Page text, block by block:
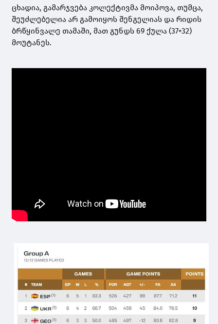
ცხადია, გამარჯვება კოლექტივმა მოიპოვა, თუმცა,
შეუძლებელია არ გამოიყოს შენგელიას და რიდის
ბრწყინვალე თამაში, მათ გუნდს 69 ქულა (37+32)
მოუტანეს.